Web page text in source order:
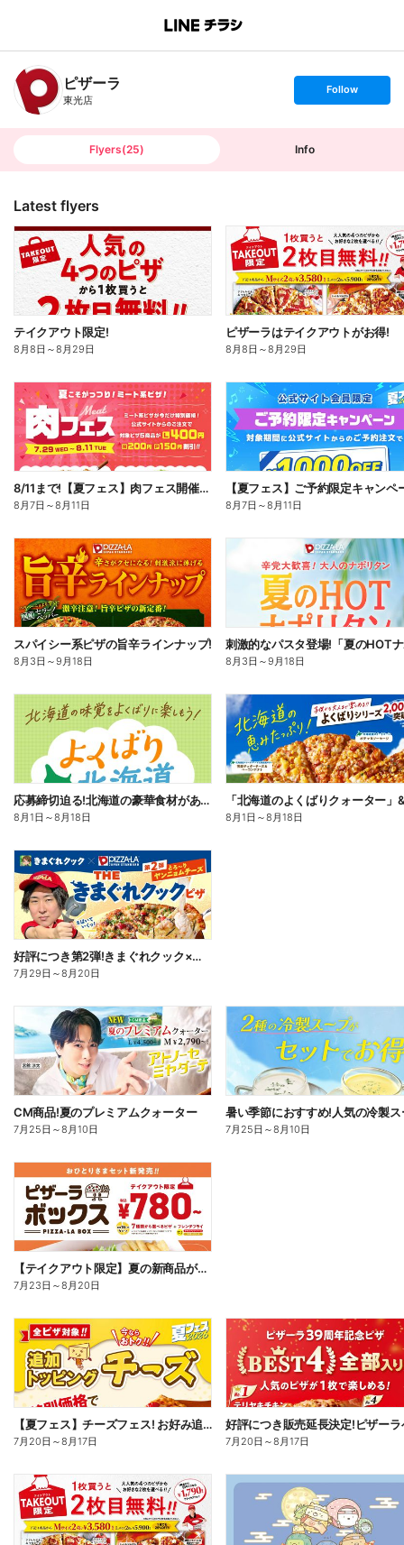
B
n
c
h
T
ピザーラ
東光店
s
t
o
Follow
Flyers(25) Info
Latest flyers
テイクアウト限定!
8月8日 ～8月29日
ピザーラはテイクアウトがお得!
8月8日 ～8月29日
8/11まで!【夏フェス】肉フェス開催中!
8月7日 ～8月11日
【夏フェス】ご予約限定キャンペ
8月7日 ～8月11日
スパイシー系ピザの旨辛ラインナップ!
8月3日 ～9月18日 8月3日 ～9月18日
応募締切迫る!北海道の豪華食材があたるプレゼントキャンペーン
8月1日 ～8月18日 8月1日 ～8月18日
好評につき第2弾!きまぐれクック×ピザーラ コラボピザ新登場
7月29日 ～8月20日
CM商品!夏のプレミアムクォーター
7月25日 ～8月10日 7月25日 ～8月10日
【テイクアウト限定】夏の新商品が加わった、ピザーラボックス
7月23日 ～8月20日
【夏フェス】チーズフェス! お好み追加トッピング「チーズ」が半額以下で注文できる!
7月20日 ～8月17日 7月20日 ～8月17日